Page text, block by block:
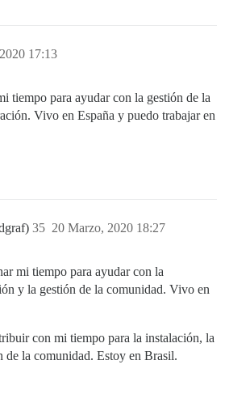
17:13
tiempo para ayudar con la gestión de la
Vivo en España y puedo trabajar en
20 Marzo, 2020 18:27
35
mi tiempo para ayudar con la
y la gestión de la comunidad. Vivo en
con mi tiempo para la instalación, la
la comunidad. Estoy en Brasil.